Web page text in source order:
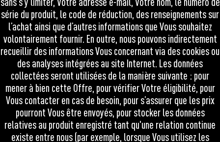
série du produit, le code de réduction, des renseignements sur
l’achat ainsi que d’autres informations que Vous souhaitez
volontairement fournir. En outre, nous pouvons indirectement
recueillir des informations Vous concernant via des cookies ou
des analyses intégrées au site Internet. Les données
collectées seront utilisées de la manière suivante : pour
mener à bien cette Offre, pour vérifier Votre éligibilité, pour
Vous contacter en cas de besoin, pour s’assurer que les prix
pourront Vous être envoyés, pour stocker les données
relatives au produit enregistré tant qu'une relation continue
existe entre nous (par exemple, lorsque Vous utilisez les